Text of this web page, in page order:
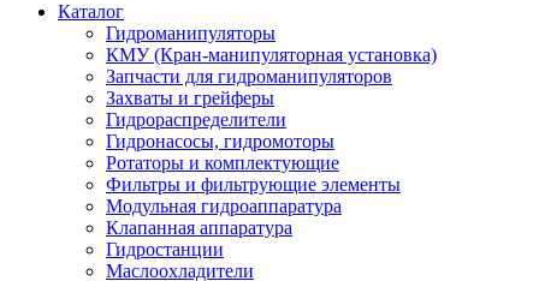
Каталог
Гидроманипуляторы
КМУ (Кран-манипуляторная установка)
Запчасти для гидроманипуляторов
Захваты и грейферы
Гидрораспределители
Гидронасосы, гидромоторы
Ротаторы и комплектующие
Фильтры и фильтрующие элементы
Модульная гидроаппаратура
Клапанная аппаратура
Гидростанции
Маслоохладители